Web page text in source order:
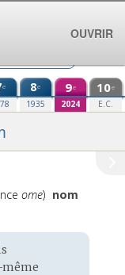
e 8e
1935
9e
2024
10e
E.C.
ome) nom
même
OUVRIR